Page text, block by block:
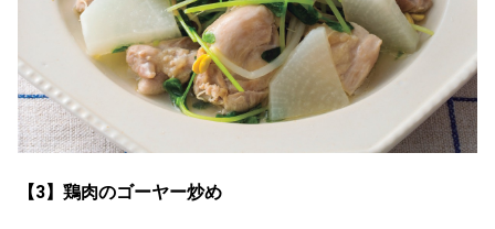
【3】鶏肉のゴーヤー炒め